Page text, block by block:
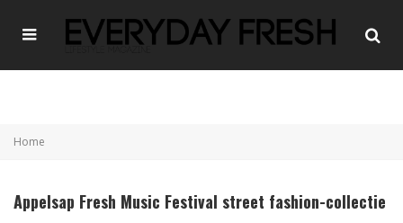
Home
Appelsap Fresh Music Festival street fashion-collectie